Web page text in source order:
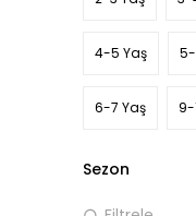
4-5 Yaş
6-7 Yaş 9-
Sezon